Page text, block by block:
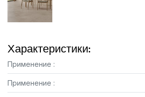
Характеристики:
Применение :
Применение :